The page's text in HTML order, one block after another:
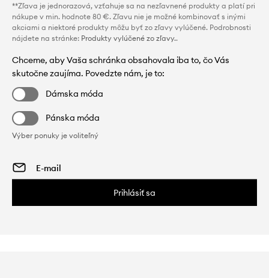
**Zľava je jednorazová, vzťahuje sa na nezľavnené produkty a platí pri
nákupe v min. hodnote 80 €. Zľavu nie je možné kombinovať s inými
akciami a niektoré produkty môžu byť zo zľavy vylúčené. Podrobnosti
nájdete na stránke: Produkty vylúčené zo zľavy..
Chceme, aby Vaša schránka obsahovala iba to, čo Vás
skutočne zaujíma. Povedzte nám, je to:
Dámska móda
Pánska móda
Výber ponuky je voliteľný
Prihlásiť sa